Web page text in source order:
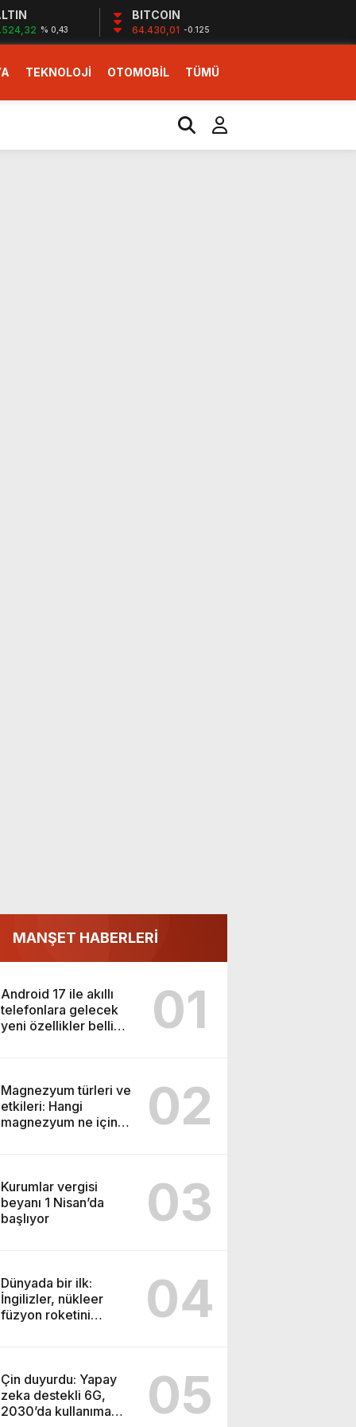
% 0,43
BITCOIN
64.430,01 -0.125
TEKNOLOJİ OTOMOBİL TÜMÜ
MANŞET HABERLERİ
Android 17 ile akıllı
telefonlara gelecek
yeni özellikler belli
01
Magnezyum türleri ve
etkileri: Hangi
magnezyum ne için
02
Kurumlar vergisi
beyanı 1 Nisan’da
başlıyor
03
Dünyada bir ilk:
İngilizler, nükleer
füzyon roketini
04
Çin duyurdu: Yapay
zeka destekli 6G,
2030’da kullanıma
05